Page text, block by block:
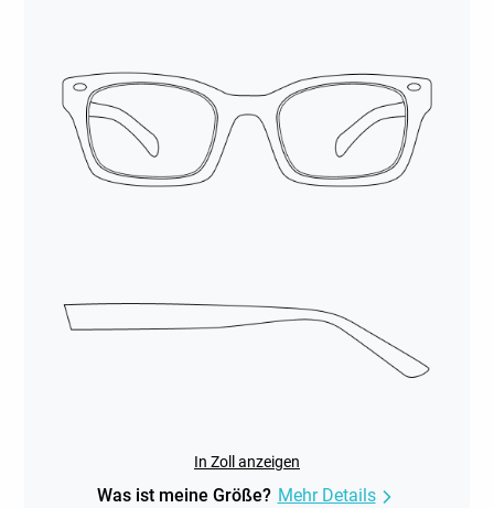
In Zoll anzeigen
Was ist meine Größe? Mehr Details